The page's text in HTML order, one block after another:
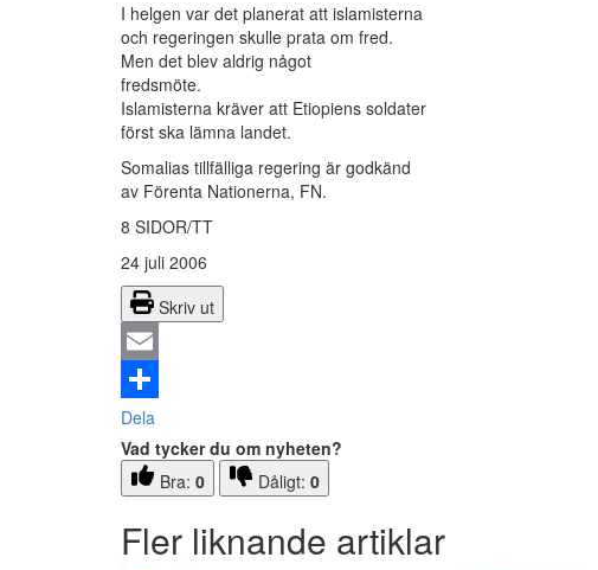
I helgen var det planerat att islamisterna
och regeringen skulle prata om fred.
Men det blev aldrig något
fredsmöte.
Islamisterna kräver att Etiopiens soldater
först ska lämna landet.
Somalias tillfälliga regering är godkänd
av Förenta Nationerna, FN.
8 SIDOR/TT
24 juli 2006
Skriv ut
Email
Dela
Vad tycker du om nyheten?
Bra: 0 Dåligt: 0
Fler liknande artiklar